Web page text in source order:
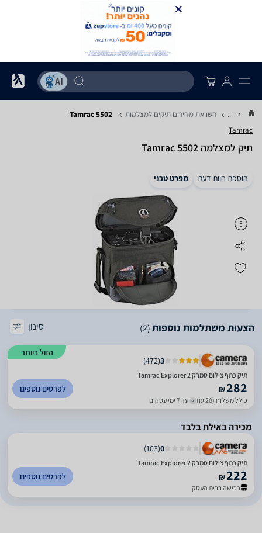
... השוואת מחירים תיקים למצלמות Tamrac 5502
Tamrac
תיק למצלמה Tamrac 5502
הוספת חוות דעת מפרט טכני
הצעות משתלמות נוספות(2) סינון
הזול ביותר
3
(
472
)
תיק כתף צילום טמרק Tamrac Explorer 2
₪282
כולל משלוח (20 ₪) עד 7 ימי עסקים
לפרטים נוספים
מכירה באילת בלבד
0
(
103
)
תיק כתף צילום טמרק Tamrac Explorer 2
₪222
רכישה בבית העסק
לפרטים נוספים